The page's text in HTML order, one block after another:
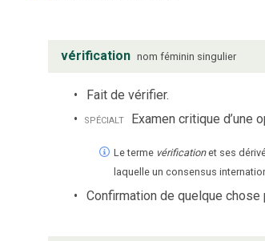
vérification nom féminin singulier
Fait de vérifier.
spécialt Examen critique d’une
Le terme vérification et ses
laquelle un consensus
Confirmation de quelque